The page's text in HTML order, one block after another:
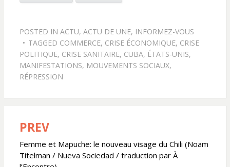
POSTED IN ACTU, ACTU DE UNE, INFORMEZ-VOUS
TAGGED COMMERCE, CRISE ÉCONOMIQUE, CRISE
POLITIQUE, CRISE SANITAIRE, CUBA, ÉTATS-UNIS,
MANIFESTATIONS, MOUVEMENTS SOCIAUX,
RÉPRESSION
Navigation
de
l’article
PREV
Femme et Mapuche: le nouveau visage du Chili (Noam
Titelman / Nueva Sociedad / traduction par À